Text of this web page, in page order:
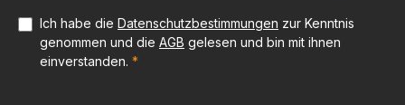
Ich habe die Datenschutzbestimmungen zur Kenntnis
genommen und die AGB gelesen und bin mit ihnen
einverstanden. *